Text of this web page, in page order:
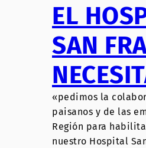
EL
SAN
«pedimos la
paisanos y de las
Región para
nuestro Hospital